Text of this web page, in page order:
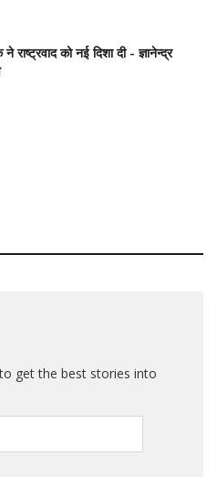
राष्ट्रवाद को नई दिशा दी - ज्ञानेन्द्र
get the best stories into